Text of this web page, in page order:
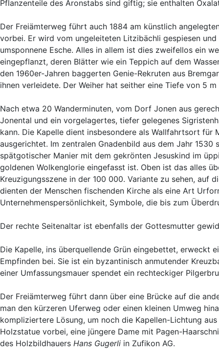
Pflanzenteile des Aronstabs sind giftig; sie enthalten
Der Freiämterweg führt auch 1884 am künstlich
vorbei. Er wird vom ungeleiteten Litzibächli gespiesen
umsponnene Esche. Alles in allem ist dies zweifellos ein
eingepflanzt, deren Blätter wie ein Teppich auf dem
den 1960er-Jahren baggerten Genie-Rekruten aus
ihnen verleidete. Der Weiher hat seither eine Tiefe von 5
Nach etwa 20 Wanderminuten, vom Dorf Jonen aus
Jonental und ein vorgelagertes, tiefer gelegenes
kann. Die Kapelle dient insbesondere als Wallfahrtsort
ausgerichtet. Im zentralen Gnadenbild aus dem Jahr
spätgotischer Manier mit dem gekrönten Jesuskind im
goldenen Wolkenglorie eingefasst ist. Oben ist das alles
Kreuzigungsszene in der 100 000. Variante zu sehen, auf
dienten der Menschen fischenden Kirche als eine Art
Unternehmenspersönlichkeit, Symbole, die bis zum
Der rechte Seitenaltar ist ebenfalls der Gottesmutter
Die Kapelle, ins überquellende Grün eingebettet, erweckt
Empfinden bei. Sie ist ein byzantinisch anmutender
einer Umfassungsmauer spendet ein rechteckiger
Der Freiämterweg führt dann über eine Brücke auf die
man den kürzeren Uferweg oder einen kleinen Umweg
kompliziertere Lösung, um noch die Kapellen-Lichtung
Holzstatue vorbei, eine jüngere Dame mit Pagen-
des Holzbildhauers Hans Gugerli in Zufikon AG.